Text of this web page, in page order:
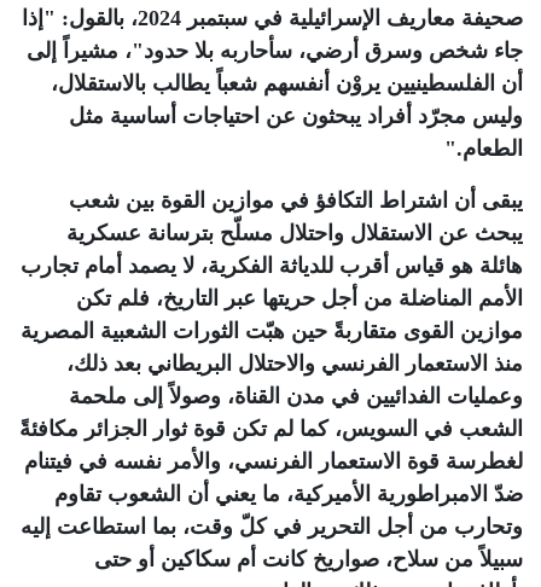
صحيفة معاريف الإسرائيلية في سبتمبر 2024، بالقول: "إذا
جاء شخص وسرق أرضي، سأحاربه بلا حدود"، مشيراً إلى
أن الفلسطينيين يروْن أنفسهم شعباً يطالب بالاستقلال،
وليس مجرّد أفراد يبحثون عن احتياجات أساسية مثل
الطعام".
يبقى أن اشتراط التكافؤ في موازين القوة بين شعب
يبحث عن الاستقلال واحتلال مسلّح بترسانة عسكرية
هائلة هو قياس أقرب للدياثة الفكرية، لا يصمد أمام تجارب
الأمم المناضلة من أجل حريتها عبر التاريخ، فلم تكن
موازين القوى متقاربةً حين هبّت الثورات الشعبية المصرية
منذ الاستعمار الفرنسي والاحتلال البريطاني بعد ذلك،
وعمليات الفدائيين في مدن القناة، وصولاً إلى ملحمة
الشعب في السويس، كما لم تكن قوة ثوار الجزائر مكافئةً
لغطرسة قوة الاستعمار الفرنسي، والأمر نفسه في فيتنام
ضدّ الامبراطورية الأميركية، ما يعني أن الشعوب تقاوم
وتحارب من أجل التحرير في كلّ وقت، بما استطاعت إليه
سبيلاً من سلاح، صواريخ كانت أم سكاكين أو حتى